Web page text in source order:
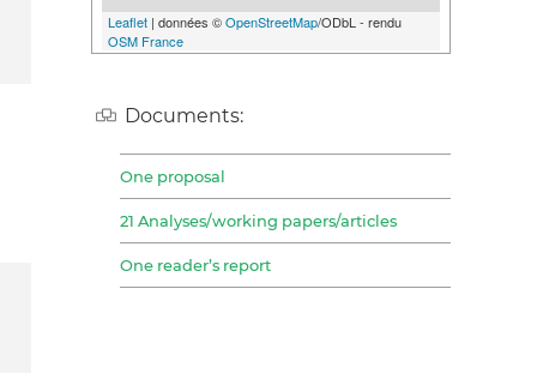
Leaflet | données ©OpenStreetMap/ODbL - rendu
OSM France
Documents:
One proposal
21 Analyses/working papers/articles
One reader’s report